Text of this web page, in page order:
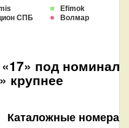
Efimok
СПБ Волмар
«17» под
крупнее
Каталожные номера